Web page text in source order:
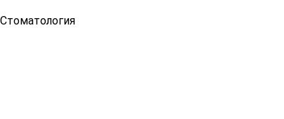
Стоматология